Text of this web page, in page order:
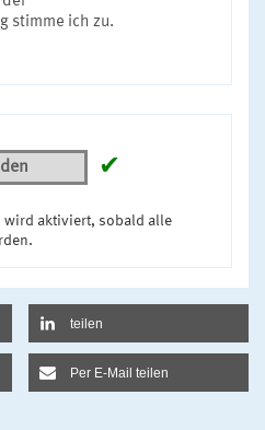
stimme ich zu.
✔
wird aktiviert, sobald alle
teilen
Per E-Mail teilen